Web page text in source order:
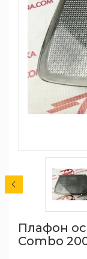
Плафон
Combo